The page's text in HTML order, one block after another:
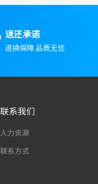
退还承诺
退换保障 品质无忧
联系我们
人力资源
联系方式